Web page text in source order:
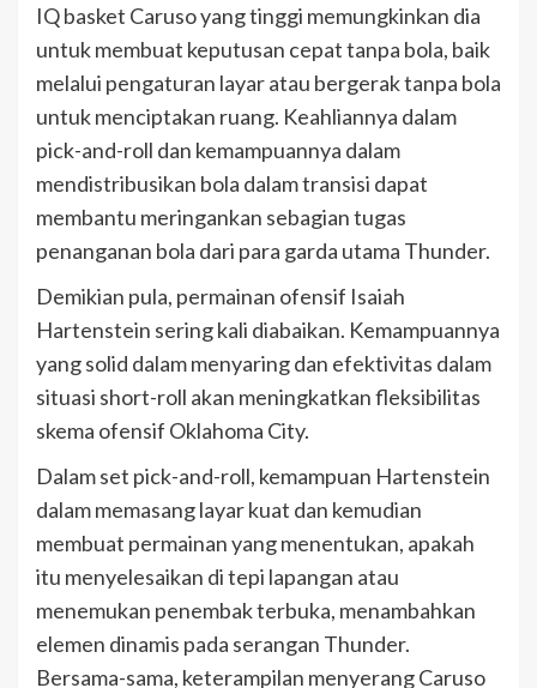
IQ basket Caruso yang tinggi memungkinkan dia
untuk membuat keputusan cepat tanpa bola, baik
melalui pengaturan layar atau bergerak tanpa bola
untuk menciptakan ruang. Keahliannya dalam
pick-and-roll dan kemampuannya dalam
mendistribusikan bola dalam transisi dapat
membantu meringankan sebagian tugas
penanganan bola dari para garda utama Thunder.
Demikian pula, permainan ofensif Isaiah
Hartenstein sering kali diabaikan. Kemampuannya
yang solid dalam menyaring dan efektivitas dalam
situasi short-roll akan meningkatkan fleksibilitas
skema ofensif Oklahoma City.
Dalam set pick-and-roll, kemampuan Hartenstein
dalam memasang layar kuat dan kemudian
membuat permainan yang menentukan, apakah
itu menyelesaikan di tepi lapangan atau
menemukan penembak terbuka, menambahkan
elemen dinamis pada serangan Thunder.
Bersama-sama, keterampilan menyerang Caruso